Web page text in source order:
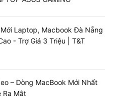
thanh 6 loa tích hợp công
Center Stage tự động
dùng luôn ở vị trí trung
tuyến. Ngoài ra, tính năng
nhanh chóng và bảo vệ
Laptop, Macbook Đà Nẵng
- Trợ Giá 3 Triệu | T&T
– Dòng MacBook Mới Nhất
Ra Mắt